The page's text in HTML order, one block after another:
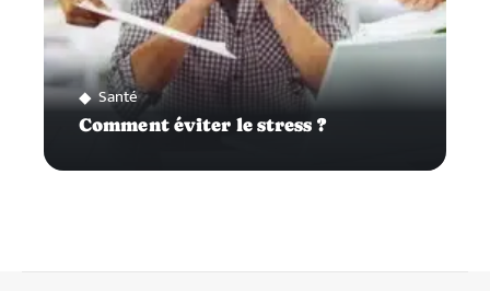
Santé
Comment éviter le stress ?